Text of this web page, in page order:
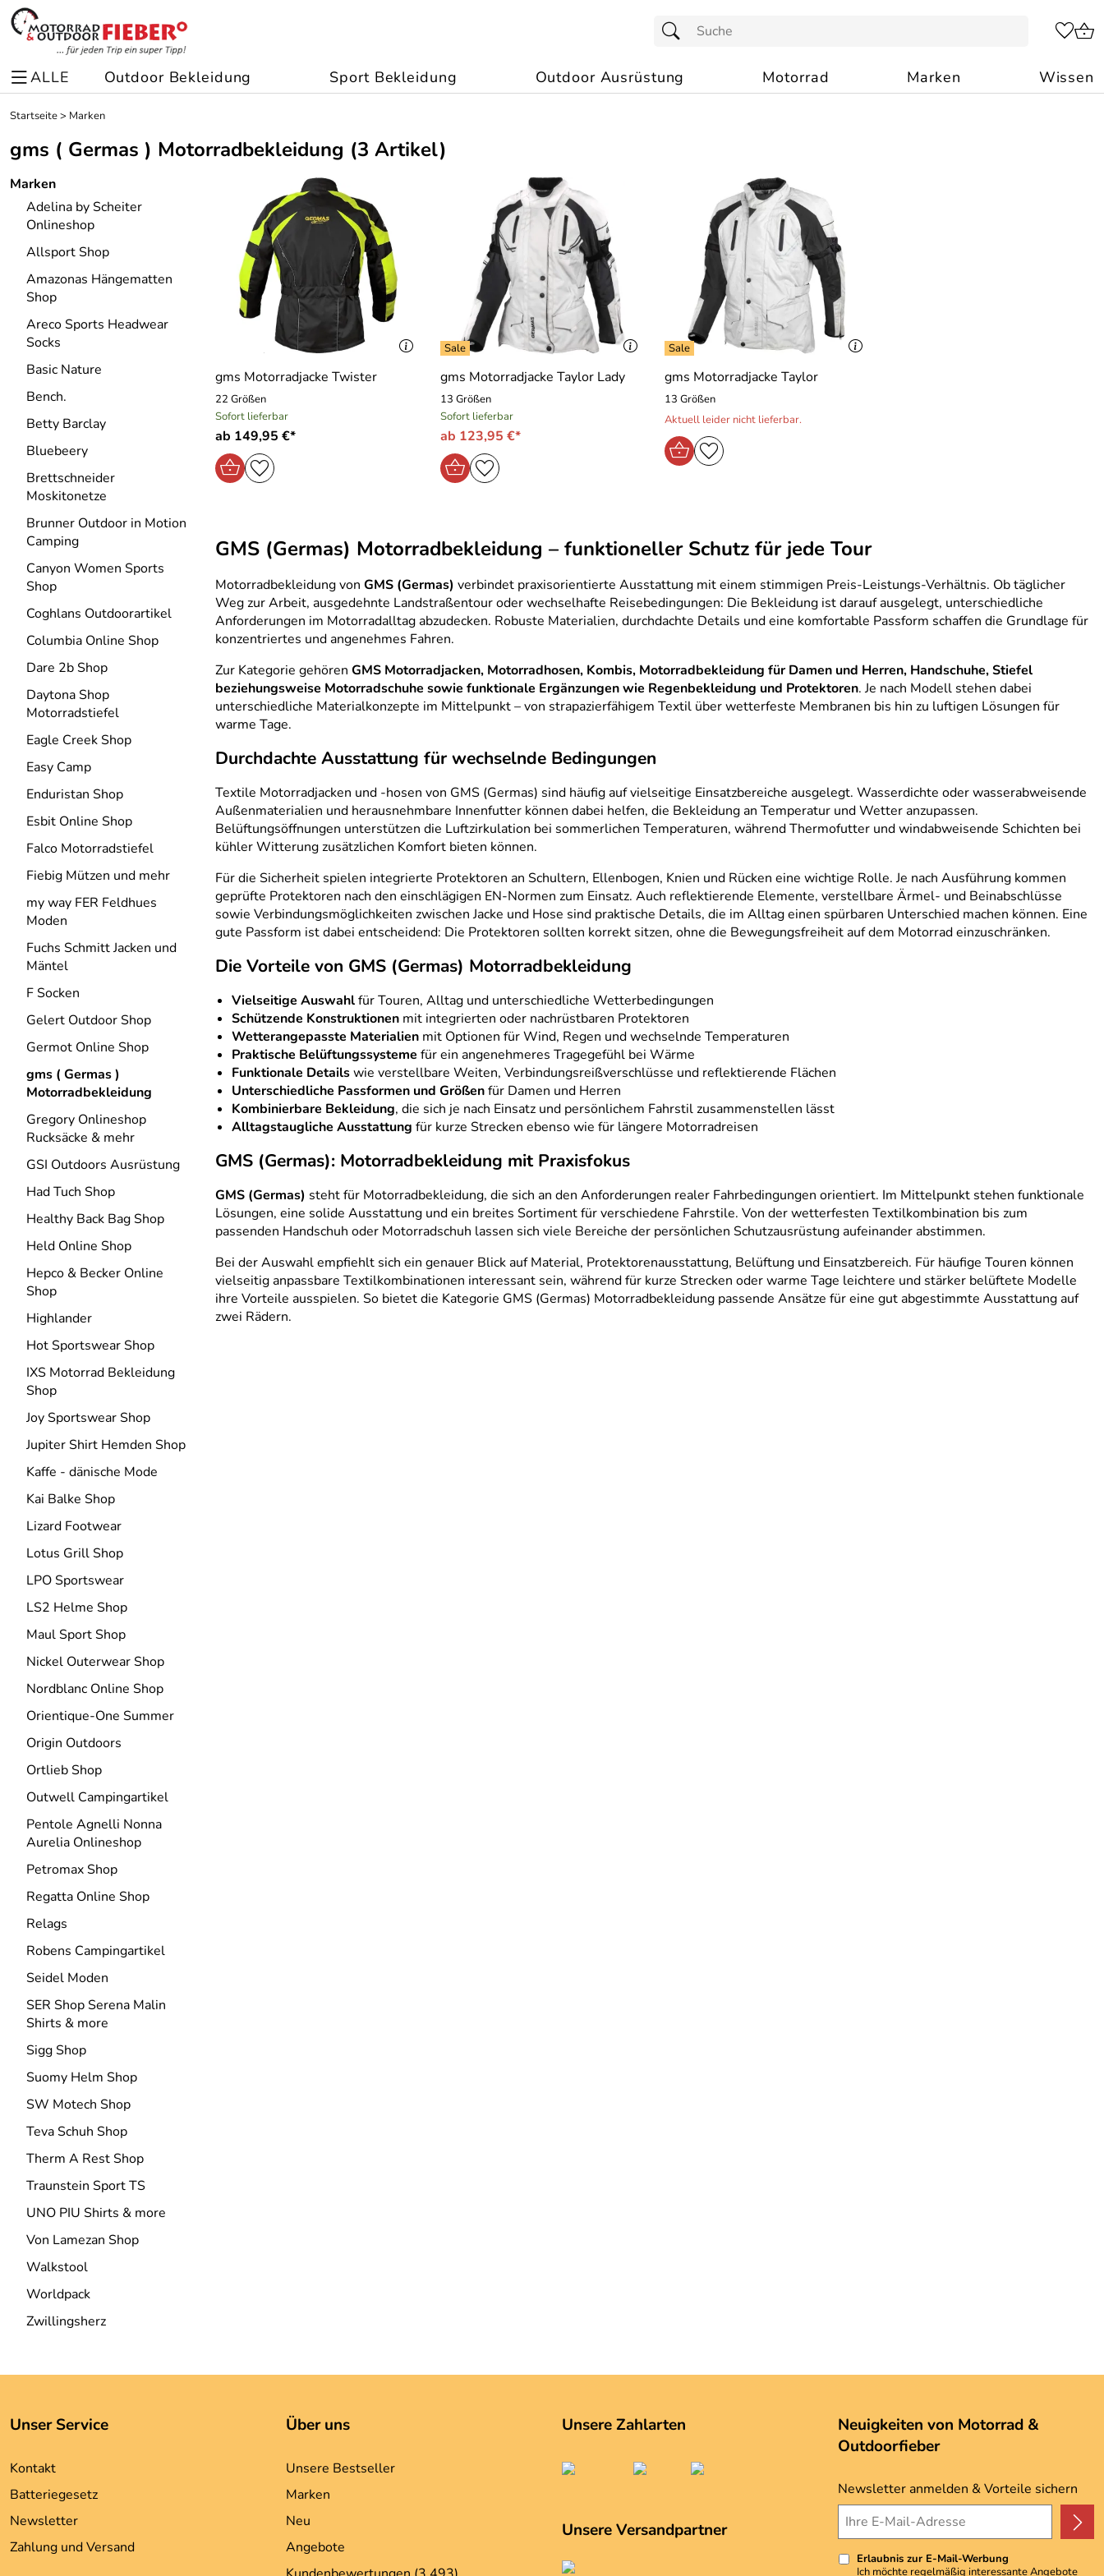
ALLE Outdoor Bekleidung Sport Bekleidung Outdoor Ausrüstung Motorrad Marken Wissen
Startseite> Marken
gms ( Germas ) Motorradbekleidung (3 Artikel)
Marken
Adelina by Scheiter
Onlineshop
Allsport Shop
Amazonas Hängematten
Shop
Areco Sports Headwear
Socks
Basic Nature
Bench.
Betty Barclay
Bluebeery
Brettschneider
Moskitonetze
Brunner Outdoor in Motion
Camping
Canyon Women Sports
Shop
Coghlans Outdoorartikel
Columbia Online Shop
Dare 2b Shop
Daytona Shop
Motorradstiefel
Eagle Creek Shop
Easy Camp
Enduristan Shop
Esbit Online Shop
Falco Motorradstiefel
Fiebig Mützen und mehr
my way FER Feldhues
Moden
Fuchs Schmitt Jacken und
Mäntel
F Socken
Gelert Outdoor Shop
Germot Online Shop
gms ( Germas )
Motorradbekleidung
Gregory Onlineshop
Rucksäcke & mehr
GSI Outdoors Ausrüstung
Had Tuch Shop
Healthy Back Bag Shop
Held Online Shop
Hepco & Becker Online
Shop
Highlander
Hot Sportswear Shop
IXS Motorrad Bekleidung
Shop
Joy Sportswear Shop
Jupiter Shirt Hemden Shop
Kaffe - dänische Mode
Kai Balke Shop
Lizard Footwear
Lotus Grill Shop
LPO Sportswear
LS2 Helme Shop
Maul Sport Shop
Nickel Outerwear Shop
Nordblanc Online Shop
Orientique-One Summer
Origin Outdoors
Ortlieb Shop
Outwell Campingartikel
Pentole Agnelli Nonna
Aurelia Onlineshop
Petromax Shop
Regatta Online Shop
Relags
Robens Campingartikel
Seidel Moden
SER Shop Serena Malin
Shirts & more
Sigg Shop
Suomy Helm Shop
SW Motech Shop
Teva Schuh Shop
Therm A Rest Shop
Traunstein Sport TS
UNO PIU Shirts & more
Von Lamezan Shop
Walkstool
Worldpack
Zwillingsherz
gms Motorradjacke Twister
22 Größen
Sofort lieferbar
ab 149,95 €*
gms Motorradjacke Taylor Lady
13 Größen
Sofort lieferbar
ab 123,95 €*
gms Motorradjacke Taylor
13 Größen
Aktuell leider nicht lieferbar.
GMS (Germas) Motorradbekleidung – funktioneller Schutz für jede Tour
Motorradbekleidung von GMS (Germas) verbindet praxisorientierte Ausstattung mit einem stimmigen Preis-Leistungs-Verhältnis. Ob täglicher
Weg zur Arbeit, ausgedehnte Landstraßentour oder wechselhafte Reisebedingungen: Die Bekleidung ist darauf ausgelegt, unterschiedliche
Anforderungen im Motorradalltag abzudecken. Robuste Materialien, durchdachte Details und eine komfortable Passform schaffen die Grundlage für
konzentriertes und angenehmes Fahren.
Zur Kategorie gehören GMS Motorradjacken, Motorradhosen, Kombis, Motorradbekleidung für Damen und Herren, Handschuhe, Stiefel
beziehungsweise Motorradschuhe sowie funktionale Ergänzungen wie Regenbekleidung und Protektoren. Je nach Modell stehen dabei
unterschiedliche Materialkonzepte im Mittelpunkt – von strapazierfähigem Textil über wetterfeste Membranen bis hin zu luftigen Lösungen für
warme Tage.
Durchdachte Ausstattung für wechselnde Bedingungen
Textile Motorradjacken und -hosen von GMS (Germas) sind häufig auf vielseitige Einsatzbereiche ausgelegt. Wasserdichte oder wasserabweisende
Außenmaterialien und herausnehmbare Innenfutter können dabei helfen, die Bekleidung an Temperatur und Wetter anzupassen.
Belüftungsöffnungen unterstützen die Luftzirkulation bei sommerlichen Temperaturen, während Thermofutter und windabweisende Schichten bei
kühler Witterung zusätzlichen Komfort bieten können.
Für die Sicherheit spielen integrierte Protektoren an Schultern, Ellenbogen, Knien und Rücken eine wichtige Rolle. Je nach Ausführung kommen
geprüfte Protektoren nach den einschlägigen EN-Normen zum Einsatz. Auch reflektierende Elemente, verstellbare Ärmel- und Beinabschlüsse
sowie Verbindungsmöglichkeiten zwischen Jacke und Hose sind praktische Details, die im Alltag einen spürbaren Unterschied machen können. Eine
gute Passform ist dabei entscheidend: Die Protektoren sollten korrekt sitzen, ohne die Bewegungsfreiheit auf dem Motorrad einzuschränken.
Die Vorteile von GMS (Germas) Motorradbekleidung
Vielseitige Auswahlfür Touren, Alltag und unterschiedliche Wetterbedingungen
Schützende Konstruktionen mit integrierten oder nachrüstbaren Protektoren
Wetterangepasste Materialien mit Optionen für Wind, Regen und wechselnde Temperaturen
Praktische Belüftungssysteme für ein angenehmeres Tragegefühl bei Wärme
Funktionale Detailswie verstellbare Weiten, Verbindungsreißverschlüsse und reflektierende Flächen
Unterschiedliche Passformen und Größenfür Damen und Herren
Kombinierbare Bekleidung, die sich je nach Einsatz und persönlichem Fahrstil zusammenstellen lässt
Alltagstaugliche Ausstattung für kurze Strecken ebenso wie für längere Motorradreisen
GMS (Germas): Motorradbekleidung mit Praxisfokus
GMS (Germas) steht für Motorradbekleidung, die sich an den Anforderungen realer Fahrbedingungen orientiert. Im Mittelpunkt stehen funktionale
Lösungen, eine solide Ausstattung und ein breites Sortiment für verschiedene Fahrstile. Von der wetterfesten Textilkombination bis zum
passenden Handschuh oder Motorradschuh lassen sich viele Bereiche der persönlichen Schutzausrüstung aufeinander abstimmen.
Bei der Auswahl empfiehlt sich ein genauer Blick auf Material, Protektorenausstattung, Belüftung und Einsatzbereich. Für häufige Touren können
vielseitig anpassbare Textilkombinationen interessant sein, während für kurze Strecken oder warme Tage leichtere und stärker belüftete Modelle
ihre Vorteile ausspielen. So bietet die Kategorie GMS (Germas) Motorradbekleidung passende Ansätze für eine gut abgestimmte Ausstattung auf
zwei Rädern.
Unser Service
Kontakt
Batteriegesetz
Newsletter
Zahlung und Versand
Über uns
Unsere Bestseller
Marken
Neu
Angebote
Unsere Zahlarten
Unsere Versandpartner
Neuigkeiten von Motorrad &
Outdoorfieber
Newsletter anmelden & Vorteile sichern
Erlaubnis zur E-Mail-Werbung
Ich möchte regelmäßig interessante Angebote